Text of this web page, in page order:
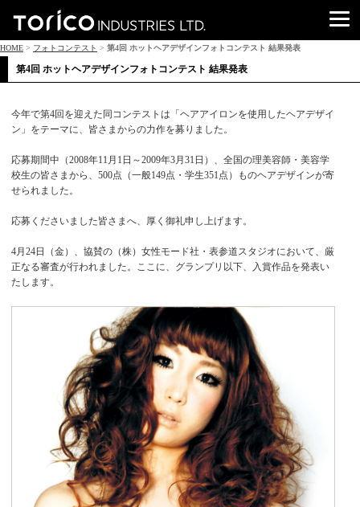
HOME > フォトコンテスト > 第4回 ホットヘアデザインフォトコンテスト 結果発表
第4回 ホットヘアデザインフォトコンテスト 結果発表
今年で第4回を迎えた同コンテストは「ヘアアイロンを使用したヘアデザイ
ン」をテーマに、皆さまからの力作を募りました。
応募期間中（2008年11月1日～2009年3月31日）、全国の理美容師・美容学
校生の皆さまから、500点（一般149点・学生351点）ものヘアデザインが寄
せられました。
応募くださいました皆さまへ、厚く御礼申し上げます。
4月24日（金）、協賛の（株）女性モード社・表参道スタジオにおいて、厳
正なる審査が行われました。ここに、グランプリ以下、入賞作品を発表い
たします。